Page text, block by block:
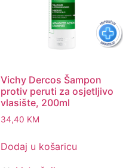
Vichy Dercos Šampon
protiv peruti za osjetljivo
vlasište, 200ml
34,40 KM
Dodaj u košaricu